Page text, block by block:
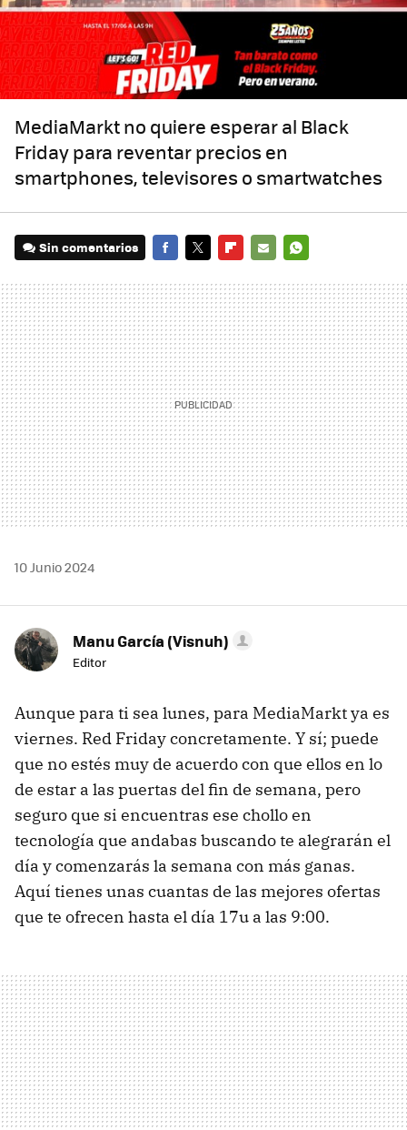
MediaMarkt no quiere esperar al Black
Friday para reventar precios en
smartphones, televisores o smartwatches
Sin comentarios
MAIL
10 Junio 2024
Manu García (Visnuh)
Editor
Aunque para ti sea lunes, para MediaMarkt ya es
viernes. Red Friday concretamente. Y sí; puede
que no estés muy de acuerdo con que ellos en lo
de estar a las puertas del fin de semana, pero
seguro que si encuentras ese chollo en
tecnología que andabas buscando te alegrarán el
día y comenzarás la semana con más ganas.
Aquí tienes unas cuantas de las mejores ofertas
que te ofrecen hasta el día 17u a las 9:00.